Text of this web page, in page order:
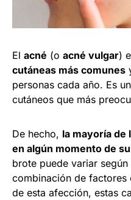
El acné (o acné vulgar)
cutáneas más comunes
personas cada año. Es
cutáneos que más
De hecho, la mayoría de
en algún momento de
brote puede variar
combinación de
de esta afección, estas